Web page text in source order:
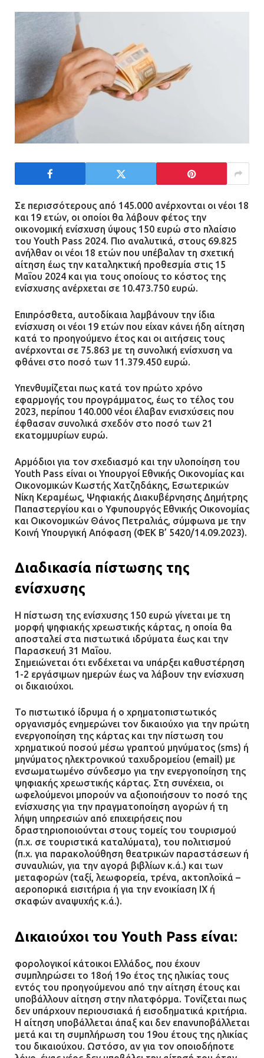
και ασφαλή παιδική χαρά
13.07.2026 | 21:21
Τηλεφωνικές απάτες με λεία
130.000 ευρώ στην Αττική
13.07.2026 | 20:44
τους σοβαρά εγκαυματίες της
μεγάλης έκρηξης στο εργοστάσιο
Άργος: Στη φυλακή οι δύο
αστυνομικοί για τους
πυροβολισμούς κατά του 20χρονου
με αναπηρία
11.07.2026 | 22:59
Ένα πουλί «υπεύθυνο» για την
πρωινή διακοπή ρεύματος στη
Μάνδρα
09.07.2026 | 11:12
Φωτιά σε επιχείρηση στον
Ασπρόπυργο – Ήχησε το 112
09.07.2026 | 09:19
Δίωξη για απόπειρα
ανθρωποκτονίας στους δύο
αστυνομικούς
08.07.2026 | 22:30
Α.Τ. Ομονοίας: Ο Εισαγγελέας
αστυνομικών
08.07.2026 | 16:24
Ο δήμαρχος Μάνδρας δώρισε όλους
τους μισθούς του 2025 στο Θριάσιο
για μηχάνημα καρδιολογικών
επεμβάσεων
ΔΗΜΟΣ ΜΑΝΔΡΑΣ ΕΙΔΥΛΛΙΑΣ: Δύο
νέα πολυδύναμα οχήματα 4×4
ενισχύουν την Πολιτική Προστασία
08.07.2026 | 09:40
Ομάδα ατόμων επιτέθηκε με
ρόπαλα και μαχαίρια σε δύο
ανήλικους
08.07.2026 | 09:38
Άνω Λιόσια: Έριξαν τα ναρκωτικά
σε σκουπιδοφάγο για να μη τα βρει
07.07.2026 | 09:56
Βούλα: Κραυγή αγωνίας από
κατοίκους για την οδό Άρεως –
«Τρέχουν με 90 χλμ. μέσα στη
γειτονιά»
07.07.2026 | 09:48
Σε περισσότερους από 145.000 ανέρχονται οι νέοι 18
και 19 ετών, οι οποίοι θα λάβουν φέτος την
οικονομική ενίσχυση ύψους 150 ευρώ στο πλαίσιο
του Youth Pass 2024. Πιο αναλυτικά, στους 69.825
ανήλθαν οι νέοι 18 ετών που υπέβαλαν τη σχετική
αίτηση έως την καταληκτική προθεσμία στις 15
Μαΐου 2024 και για τους οποίους το κόστος της
ενίσχυσης ανέρχεται σε 10.473.750 ευρώ.
Επιπρόσθετα, αυτοδίκαια λαμβάνουν την ίδια
ενίσχυση οι νέοι 19 ετών που είχαν κάνει ήδη αίτηση
κατά το προηγούμενο έτος και οι αιτήσεις τους
ανέρχονται σε 75.863 με τη συνολική ενίσχυση να
φθάνει στο ποσό των 11.379.450 ευρώ.
Υπενθυμίζεται πως κατά τον πρώτο χρόνο
εφαρμογής του προγράμματος, έως το τέλος του
2023, περίπου 140.000 νέοι έλαβαν ενισχύσεις που
έφθασαν συνολικά σχεδόν στο ποσό των 21
εκατομμυρίων ευρώ.
Αρμόδιοι για τον σχεδιασμό και την υλοποίηση του
Youth Pass είναι οι Υπουργοί Εθνικής Οικονομίας και
Οικονομικών Κωστής Χατζηδάκης, Εσωτερικών
Νίκη Κεραμέως, Ψηφιακής Διακυβέρνησης Δημήτρης
Παπαστεργίου και ο Υφυπουργός Εθνικής Οικονομίας
και Οικονομικών Θάνος Πετραλιάς, σύμφωνα με την
Κοινή Υπουργική Απόφαση (ΦΕΚ Β’ 5420/14.09.2023).
Διαδικασία πίστωσης της
ενίσχυσης
Η πίστωση της ενίσχυσης 150 ευρώ γίνεται με τη
μορφή ψηφιακής χρεωστικής κάρτας, η οποία θα
αποσταλεί στα πιστωτικά ιδρύματα έως και την
Παρασκευή 31 Μαΐου.
Σημειώνεται ότι ενδέχεται να υπάρξει καθυστέρηση
1-2 εργάσιμων ημερών έως να λάβουν την ενίσχυση
οι δικαιούχοι.
Το πιστωτικό ίδρυμα ή ο χρηματοπιστωτικός
οργανισμός ενημερώνει τον δικαιούχο για την πρώτη
ενεργοποίηση της κάρτας και την πίστωση του
χρηματικού ποσού μέσω γραπτού μηνύματος (sms) ή
μηνύματος ηλεκτρονικού ταχυδρομείου (email) με
ενσωματωμένο σύνδεσμο για την ενεργοποίηση της
ψηφιακής χρεωστικής κάρτας. Στη συνέχεια, οι
ωφελούμενοι μπορούν να αξιοποιήσουν το ποσό της
ενίσχυσης για την πραγματοποίηση αγορών ή τη
λήψη υπηρεσιών από επιχειρήσεις που
δραστηριοποιούνται στους τομείς του τουρισμού
(π.χ. σε τουριστικά καταλύματα), του πολιτισμού
(π.χ. για παρακολούθηση θεατρικών παραστάσεων ή
συναυλιών, για την αγορά βιβλίων κ.ά.) και των
μεταφορών (ταξί, λεωφορεία, τρένα, ακτοπλοϊκά –
αεροπορικά εισιτήρια ή για την ενοικίαση ΙΧ ή
σκαφών αναψυχής κ.ά.).
Δικαιούχοι του Youth Pass είναι:
φορολογικοί κάτοικοι Ελλάδος, που έχουν
συμπληρώσει το 18οή 19ο έτος της ηλικίας τους
εντός του προηγούμενου από την αίτηση έτους και
υποβάλλουν αίτηση στην πλατφόρμα. Τονίζεται πως
δεν υπάρχουν περιουσιακά ή εισοδηματικά κριτήρια.
Η αίτηση υποβάλλεται άπαξ και δεν επανυποβάλλεται
μετά και τη συμπλήρωση του 19ου έτους της ηλικίας
του δικαιούχου. Ωστόσο, αν για τον οποιοδήποτε